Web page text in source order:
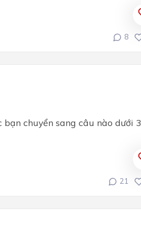
8
chuyển sang câu nào dưới 3
21